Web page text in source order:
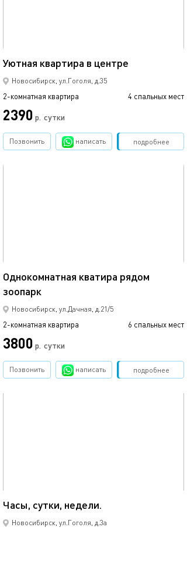
Уютная квартира в центре
Новосибирск, ул.Гоголя, д.35
2-комнатная квартира 4 спальных мест
2390 р. сутки
подробнее
Позвонить написать Забронировать
Однокомнатная кватира рядом
зоопарк
Новосибирск, ул.Дачная, д.21/5
2-комнатная квартира 6 спальных мест
3800 р. сутки
подробнее
Позвонить написать Забронировать
Часы, сутки, недели.
Новосибирск, ул.Гоголя, д.3а